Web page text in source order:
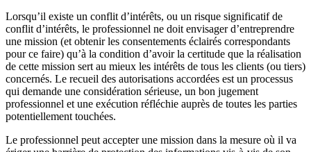
Lorsqu’il existe un conflit d’intérêts, ou un risque significatif de
conflit d’intérêts, le professionnel ne doit envisager d’entreprendre
une mission (et obtenir les consentements éclairés correspondants
pour ce faire) qu’à la condition d’avoir la certitude que la réalisation
de cette mission sert au mieux les intérêts de tous les clients (ou tiers)
concernés. Le recueil des autorisations accordées est un processus
qui demande une considération sérieuse, un bon jugement
professionnel et une exécution réfléchie auprès de toutes les parties
potentiellement touchées.
Le professionnel peut accepter une mission dans la mesure où il va